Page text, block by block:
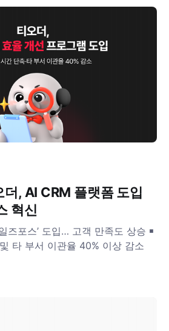
, AI CRM 플랫폼 도입
혁신
즈포스’ 도입… 고객 만족도 상승 ￭
타 부서 이관율 40% 이상 감소